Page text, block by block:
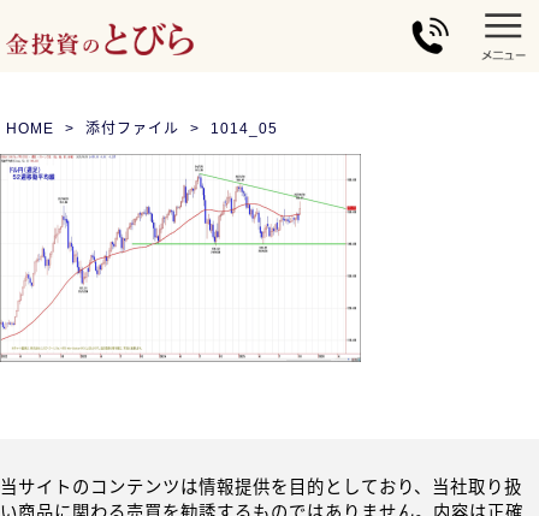
HOME 添付ファイル 1014_05
当サイトのコンテンツは情報提供を目的としており、当社取り扱